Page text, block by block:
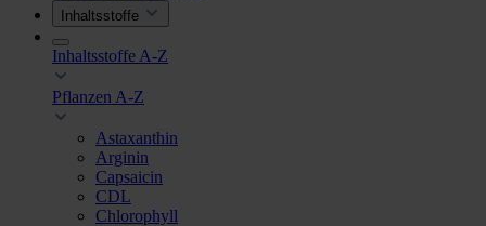
Inhaltsstoffe
Inhaltsstoffe A-Z
Pflanzen A-Z
Astaxanthin
Arginin
Capsaicin
CDL
Chlorophyll